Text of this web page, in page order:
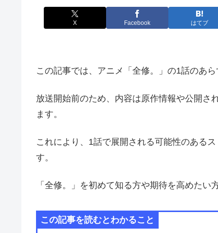
X Facebook はてブ
この記事では、アニメ「全修。」の1話のあ
放送開始前のため、内容は原作情報や公開さ
ます。
これにより、1話で展開される可能性のある
す。
「全修。」を初めて知る方や期待を高めた
この記事を読むとわかること